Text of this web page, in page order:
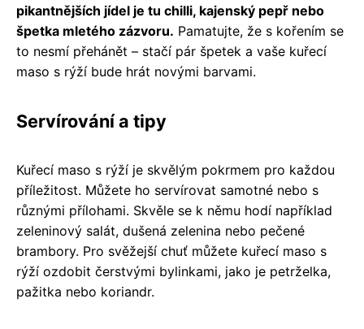
pikantnějších jídel je tu chilli, kajenský pepř nebo
špetka mletého zázvoru. Pamatujte, že s kořením se
to nesmí přehánět – stačí pár špetek a vaše kuřecí
maso s rýží bude hrát novými barvami.
Servírování a tipy
Kuřecí maso s rýží je skvělým pokrmem pro každou
příležitost. Můžete ho servírovat samotné nebo s
různými přílohami. Skvěle se k němu hodí například
zeleninový salát, dušená zelenina nebo pečené
brambory. Pro svěžejší chuť můžete kuřecí maso s
rýží ozdobit čerstvými bylinkami, jako je petrželka,
pažitka nebo koriandr.